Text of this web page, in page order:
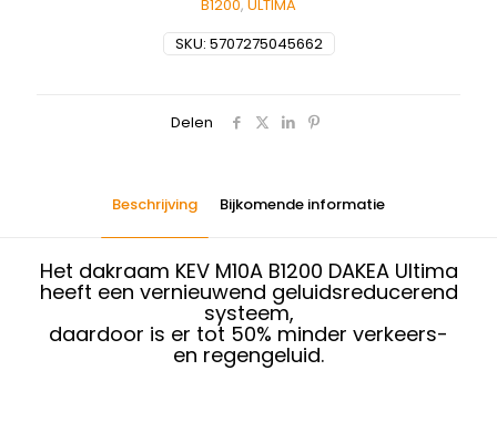
SKU: 5707275045662
B1200, ULTIMA
Delen
Beschrijving Bijkomende informatie
Het dakraam KEV M10A B1200 DAKEA Ultima
heeft een vernieuwend geluidsreducerend
systeem,
daardoor is er tot 50% minder verkeers-
en regengeluid.